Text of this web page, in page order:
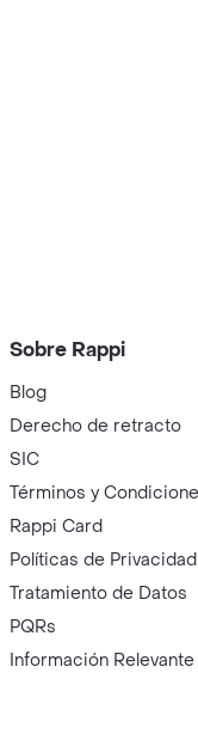
Sobre Rappi
Blog
Derecho de retracto
SIC
Términos y
Rappi Card
Políticas de Privacidad
Tratamiento de Datos
PQRs
Información Relevante